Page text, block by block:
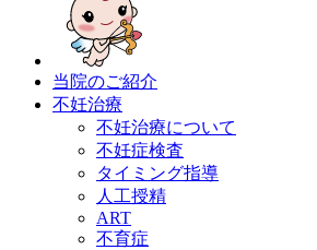
当院のご紹介
不妊治療
不妊治療について
不妊症検査
タイミング指導
人工授精
ART
不育症